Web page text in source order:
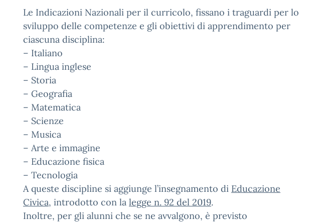
Le Indicazioni Nazionali per il curricolo, fissano i traguardi per lo
sviluppo delle competenze e gli obiettivi di apprendimento per
ciascuna disciplina:
– Italiano
– Lingua inglese
– Storia
– Geografia
– Matematica
– Scienze
– Musica
– Arte e immagine
– Educazione fisica
– Tecnologia
A queste discipline si aggiunge l’insegnamento di Educazione
Civica, introdotto con la legge n. 92 del 2019.
Inoltre, per gli alunni che se ne avvalgono, è previsto